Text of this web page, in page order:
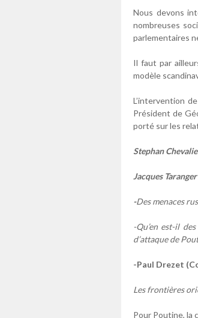
Nous devons
nombreuses
parlementaires
Il faut par
modèle
L’intervention
Président de
porté sur les
Stephan
Jacques
-Des menaces
-Qu’en est-il
d’attaque de
-Paul Drezet
Les frontières
Pour Poutine, la